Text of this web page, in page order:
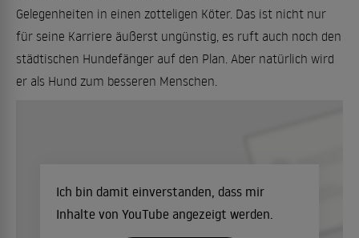
Gelegenheiten in einen zotteligen Köter. Das ist nicht nur
für seine Karriere äußerst ungünstig, es ruft auch noch den
städtischen Hundefänger auf den Plan. Aber natürlich wird
er als Hund zum besseren Menschen.
Ich bin damit einverstanden, dass mir
Inhalte von YouTube angezeigt werden.